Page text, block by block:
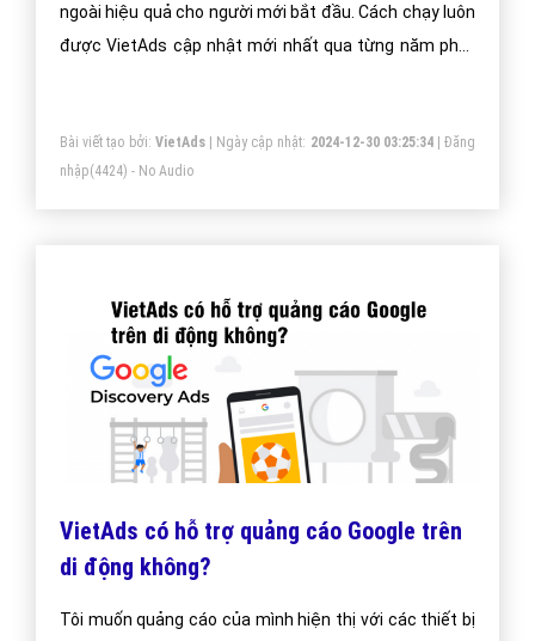
ngoài hiệu quả cho người mới bắt đầu. Cách chạy luôn
được VietAds cập nhật mới nhất qua từng năm phát
Bài viết tạo bởi: VietAds| Ngày cập nhật: 2024-12-30 03:25:34|Đăng
nhập(4424) - No Audio
VietAds có hỗ trợ quảng cáo Google trên
di động không?
Tôi muốn quảng cáo của mình hiện thị với các thiết bị